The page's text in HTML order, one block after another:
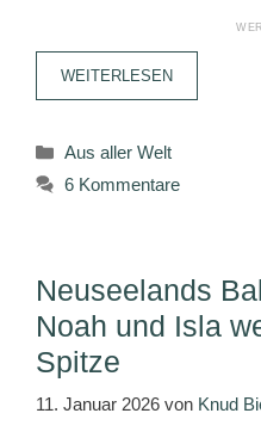
WEITERLESEN
Kategorien
Aus aller Welt
6 Kommentare
Neuseelands
Noah und Isla
Spitze
11. Januar 2026 von Knud